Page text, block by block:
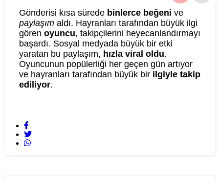
Gönderisi kısa sürede binlerce beğeni ve
paylaşım aldı. Hayranları tarafından büyük ilgi
gören oyuncu, takipçilerini heyecanlandırmayı
başardı. Sosyal medyada büyük bir etki
yaratan bu paylaşım, hızla viral oldu.
Oyuncunun popülerliği her geçen gün artıyor
ve hayranları tarafından büyük bir ilgiyle takip
ediliyor.